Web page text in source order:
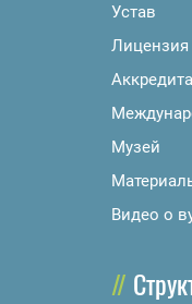
Устав
Лицензия
Музей
Видео о